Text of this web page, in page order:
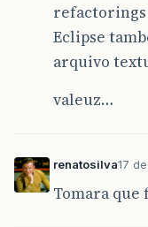
refactorings
Eclipse
arquivo
valeuz…
renatosilva17
Tomara que